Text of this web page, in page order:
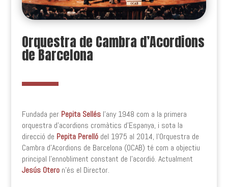
Orquestra de Cambra d’Acordions
de Barcelona
Fundada per Pepita Sellésl’any 1948 com a la primera
orquestra d’acordions cromàtics d’Espanya, i sota la
direcció de Pepita Perellódel 1975 al 2014, l’Orquestra de
Cambra d’Acordions de Barcelona (OCAB) té com a objectiu
principal l’ennobliment constant de l’acordió. Actualment
Jesús Oteron’és el Director.